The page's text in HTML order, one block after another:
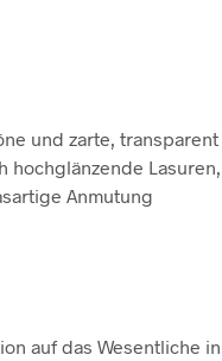
und zarte, transparent
hochglänzende Lasuren,
Anmutung
auf das Wesentliche in